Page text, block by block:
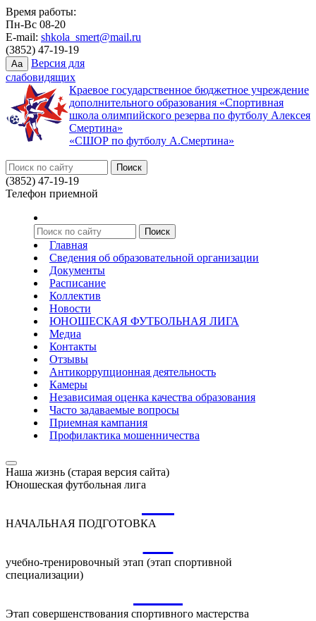
Время работы:
Пн-Вс 08-20
E-mail: shkola_smert@mail.ru
(3852) 47-19-19
Aa
Версия для
слабовидящих
Краевое государственное бюджетное учреждение
дополнительного образования «Спортивная
школа олимпийского резерва по футболу Алексея
Смертина»
«СШОР по футболу А.Смертина»
(3852) 47-19-19
Телефон приемной
Главная
Сведения об образовательной организации
Документы
Расписание
Коллектив
Новости
ЮНОШЕСКАЯ ФУТБОЛЬНАЯ ЛИГА
Медиа
Контакты
Отзывы
Антикоррупционная деятельность
Камеры
Независимая оценка качества образования
Часто задаваемые вопросы
Приемная кампания
Профилактика мошенничества
Наша жизнь (старая версия сайта)
Юношеская футбольная лига
НАЧАЛЬНАЯ ПОДГОТОВКА
учебно-тренировочный этап (этап спортивной
специализации)
Этап совершенствования спортивного мастерства